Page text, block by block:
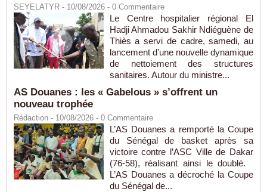
SEYELATYR - 10/08/2026 - 0 Commentaire
Le Centre hospitalier régional El
Hadji Ahmadou Sakhir Ndiéguène de
Thiès a servi de cadre, samedi, au
lancement d’une nouvelle dynamique
de nettoiement des structures
sanitaires. Autour du ministre...
AS Douanes : les « Gabelous » s’offrent un
nouveau trophée
Rédaction - 10/08/2026 - 0 Commentaire
L’AS Douanes a remporté la Coupe
du Sénégal de basket après sa
victoire contre l’ASC Ville de Dakar
(76-58), réalisant ainsi le doublé.
L’AS Douanes a décroché la Coupe
du Sénégal de...